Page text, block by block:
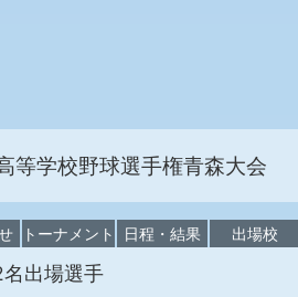
等学校野球選手権青森大会
トーナメント 日程・結果 出場校
出場選手